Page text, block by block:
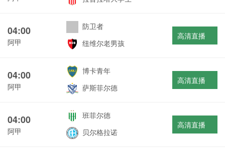
04:00
阿甲
防卫者
纽维尔老男孩
高清直播
04:00
阿甲
博卡青年
萨斯菲尔德
高清直播
04:00
阿甲
班菲尔德
贝尔格拉诺
高清直播